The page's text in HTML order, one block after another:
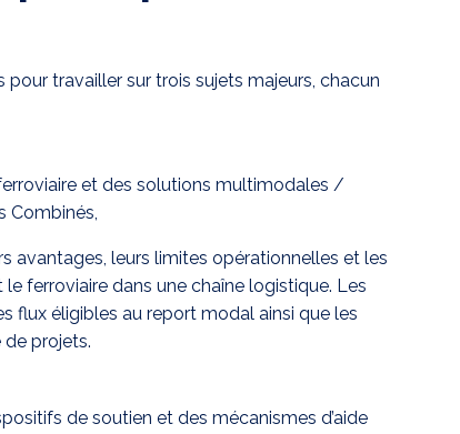
travailler sur trois sujets majeurs, chacun
et des solutions multimodales /
Combinés,
avantages, leurs limites opérationnelles et les
ferroviaire dans une chaîne logistique. Les
flux éligibles au report modal ainsi que les
projets.
de soutien et des mécanismes d’aide